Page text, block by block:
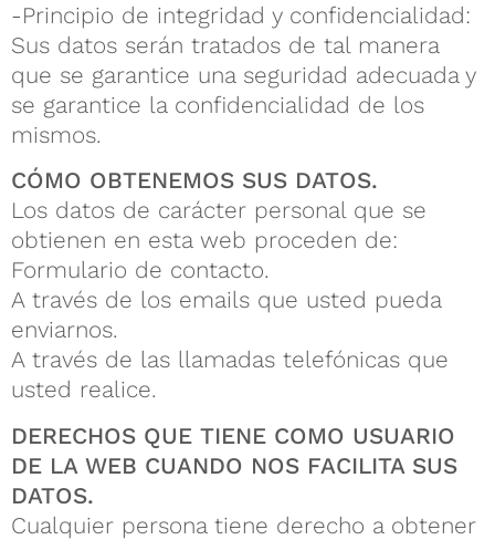
-Principio de integridad y confidencialidad:
Sus datos serán tratados de tal manera
que se garantice una seguridad adecuada y
se garantice la confidencialidad de los
mismos.
CÓMO OBTENEMOS SUS DATOS.
Los datos de carácter personal que se
obtienen en esta web proceden de:
Formulario de contacto.
A través de los emails que usted pueda
enviarnos.
A través de las llamadas telefónicas que
usted realice.
DERECHOS QUE TIENE COMO USUARIO
DE LA WEB CUANDO NOS FACILITA SUS
DATOS.
Cualquier persona tiene derecho a obtener